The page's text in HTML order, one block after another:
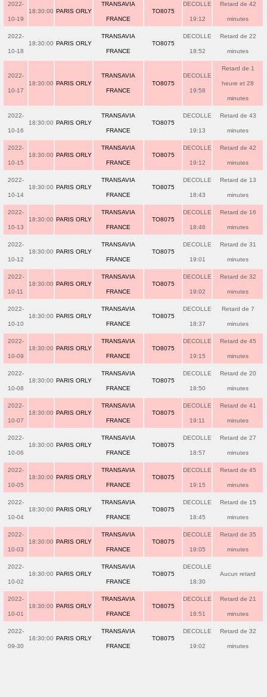
2022-
10-19
18:30:00 PARIS ORLY
TRANSAVIA
FRANCE
TO8075
DECOLLE
19:12
Retard de 42
minutes
2022-
10-18
18:30:00 PARIS ORLY
TRANSAVIA
FRANCE
TO8075
DECOLLE
18:52
Retard de 22
minutes
2022-
10-17
18:30:00 PARIS ORLY
TRANSAVIA
FRANCE
TO8075
DECOLLE
19:58
Retard de 1
heure et 28
minutes
2022-
10-16
18:30:00 PARIS ORLY
TRANSAVIA
FRANCE
TO8075
DECOLLE
19:13
Retard de 43
minutes
2022-
10-15
18:30:00 PARIS ORLY
TRANSAVIA
FRANCE
TO8075
DECOLLE
19:12
Retard de 42
minutes
2022-
10-14
18:30:00 PARIS ORLY
TRANSAVIA
FRANCE
TO8075
DECOLLE
18:43
Retard de 13
minutes
2022-
10-13
18:30:00 PARIS ORLY
TRANSAVIA
FRANCE
TO8075
DECOLLE
18:46
Retard de 16
minutes
2022-
10-12
18:30:00 PARIS ORLY
TRANSAVIA
FRANCE
TO8075
DECOLLE
19:01
Retard de 31
minutes
2022-
10-11
18:30:00 PARIS ORLY
TRANSAVIA
FRANCE
TO8075
DECOLLE
19:02
Retard de 32
minutes
2022-
10-10
18:30:00 PARIS ORLY
TRANSAVIA
FRANCE
TO8075
DECOLLE
18:37
Retard de 7
minutes
2022-
10-09
18:30:00 PARIS ORLY
TRANSAVIA
FRANCE
TO8075
DECOLLE
19:15
Retard de 45
minutes
2022-
10-08
18:30:00 PARIS ORLY
TRANSAVIA
FRANCE
TO8075
DECOLLE
18:50
Retard de 20
minutes
2022-
10-07
18:30:00 PARIS ORLY
TRANSAVIA
FRANCE
TO8075
DECOLLE
19:11
Retard de 41
minutes
2022-
10-06
18:30:00 PARIS ORLY
TRANSAVIA
FRANCE
TO8075
DECOLLE
18:57
Retard de 27
minutes
2022-
10-05
18:30:00 PARIS ORLY
TRANSAVIA
FRANCE
TO8075
DECOLLE
19:15
Retard de 45
minutes
2022-
10-04
18:30:00 PARIS ORLY
TRANSAVIA
FRANCE
TO8075
DECOLLE
18:45
Retard de 15
minutes
2022-
10-03
18:30:00 PARIS ORLY
TRANSAVIA
FRANCE
TO8075
DECOLLE
19:05
Retard de 35
minutes
2022-
10-02
18:30:00 PARIS ORLY
TRANSAVIA
FRANCE
TO8075
DECOLLE
18:30
Aucun retard
2022-
10-01
18:30:00 PARIS ORLY
TRANSAVIA
FRANCE
TO8075
DECOLLE
18:51
Retard de 21
minutes
2022-
09-30
18:30:00 PARIS ORLY
TRANSAVIA
FRANCE
TO8075
DECOLLE
19:02
Retard de 32
minutes